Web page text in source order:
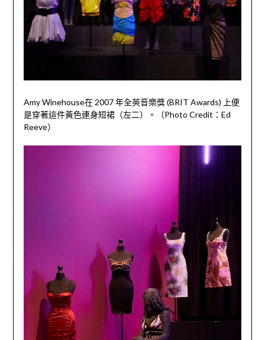
Amy Winehouse在 2007 年全英音樂獎 (BRIT Awards) 上便
是穿著這件黃色連身短裙（左二）。（Photo Credit：Ed
Reeve）